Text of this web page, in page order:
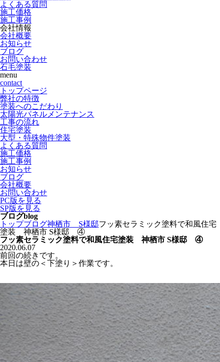
よくある質問
施工価格
施工事例
会社情報
会社概要
お知らせ
ブログ
お問い合わせ
石毛塗装
menu
contact
トップページ
弊社の特徴
塗装へのこだわり
太陽光パネルメンテナンス
工事の流れ
住宅塗装
大型・特殊物件塗装
よくある質問
施工価格
施工事例
お知らせ
ブログ
会社概要
お問い合わせ
PC版を見る
SP版を見る
ブログblog
トップブログ神栖市 S様邸フッ素セラミック塗料で和風住宅
塗装 神栖市 S様邸 ④
フッ素セラミック塗料で和風住宅塗装 神栖市 S様邸 ④
2020.06.07
前回の続きです。
本日は壁の＜下塗り＞作業です。